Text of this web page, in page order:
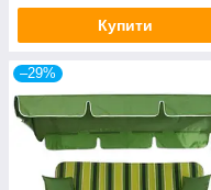
Купити
–29%